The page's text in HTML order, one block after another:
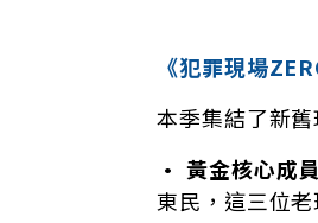
《犯罪現場
本季集結了新
• 黃金核心成
東民，這三位